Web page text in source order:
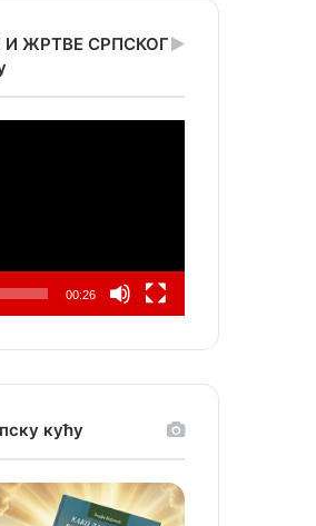
ЖРТВЕ СРПСКОГ
00:26
кућу